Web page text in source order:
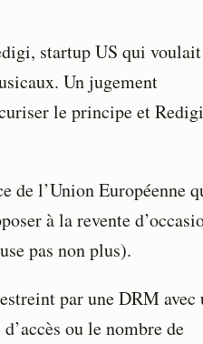
startup US qui voulait
Un jugement
le principe et
de l’Union Européenne
à la revente
pas non plus).
par une DRM avec
ou le nombre de